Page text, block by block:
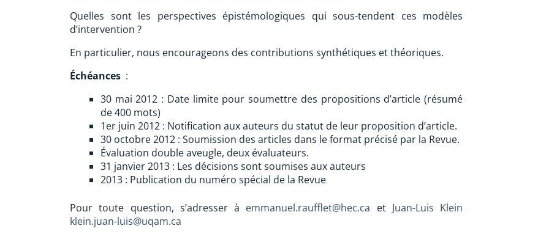
Quelles sont les perspectives épistémologiques qui sous-tendent ces modèles
d’intervention ?
En particulier, nous encourageons des contributions synthétiques et théoriques.
Échéances :
30 mai 2012 : Date limite pour soumettre des propositions d’article (résumé
de 400 mots)
1er juin 2012 : Notification aux auteurs du statut de leur proposition d’article.
30 octobre 2012 : Soumission des articles dans le format précisé par la Revue.
Évaluation double aveugle, deux évaluateurs.
31 janvier 2013 : Les décisions sont soumises aux auteurs
2013 : Publication du numéro spécial de la Revue
Pour toute question, s’adresser à emmanuel.raufflet@hec.ca et Juan-Luis Klein
klein.juan-luis@uqam.ca